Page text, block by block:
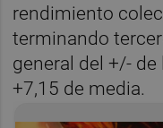
rendimiento
terminando
general del +/- de
+7,15 de media.